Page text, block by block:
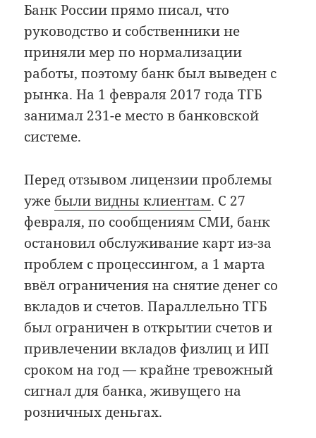
Банк России прямо писал, что
руководство и собственники не
приняли мер по нормализации
работы, поэтому банк был выведен с
рынка. На 1 февраля 2017 года ТГБ
занимал 231-е место в банковской
системе.
Перед отзывом лицензии проблемы
уже были видны клиентам. С 27
февраля, по сообщениям СМИ, банк
остановил обслуживание карт из-за
проблем с процессингом, а 1 марта
ввёл ограничения на снятие денег со
вкладов и счетов. Параллельно ТГБ
был ограничен в открытии счетов и
привлечении вкладов физлиц и ИП
сроком на год — крайне тревожный
сигнал для банка, живущего на
розничных деньгах.